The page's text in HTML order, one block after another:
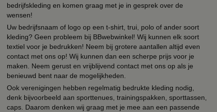
bedrijfskleding en komen graag met je in gesprek over de
wensen!
Uw bedrijfsnaam of logo op een t-shirt, trui, polo of ander soort
kleding? Geen probleem bij BBwebwinkel! Wij kunnen elk soort
textiel voor je bedrukken! Neem bij grotere aantallen altijd even
contact met ons op! Wij kunnen dan een scherpe prijs voor je
maken. Neem gerust en vrijblijvend contact met ons op als je
benieuwd bent naar de mogelijkheden.
Ook verenigingen hebben regelmatig bedrukte kleding nodig,
denk bijvoorbeeld aan sporttenues, trainingspakken, sporttassen,
caps. Daarom denken wij graag met je mee aan een passende